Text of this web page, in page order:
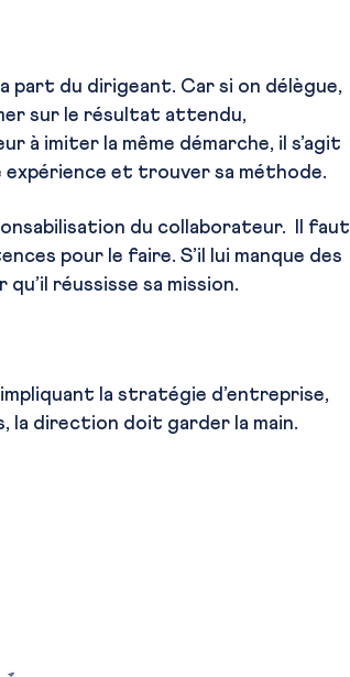
part du dirigeant. Car si on délègue,
sur le résultat attendu,
à imiter la même démarche, il s’agit
expérience et trouver sa méthode.
du collaborateur. Il faut
pour le faire. S’il lui manque des
réussisse sa mission.
impliquant la stratégie d’entreprise,
la direction doit garder la main.